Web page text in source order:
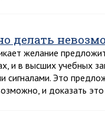
делать
желание
и в высших учебных
Это
и доказать